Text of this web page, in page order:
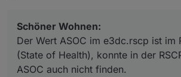
of Health), konnte in der RSCP-TAG
nicht finden.
Schöner Wohnen:
Der Wert AC_APPARENTPOWER ist
UNDEFINED_NAME
AC_ENERGY_ALL und
AC_ENERGY_GRID_CONSUMPTION
vier Warnungen, die man ja
Schöner Wohnen:
Der Wert ASOC im e3dc.rscp ist im
(State of Health), konnte in der
ASOC auch nicht finden.